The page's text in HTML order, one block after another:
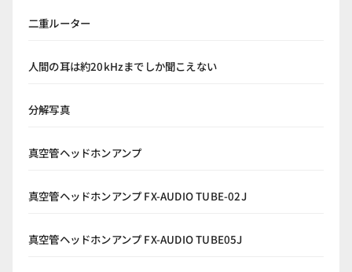
二重ルーター
人間の耳は約20kHzまでしか聞こえない
分解写真
真空管ヘッドホンアンプ
真空管ヘッドホンアンプ FX-AUDIO TUBE-02J
真空管ヘッドホンアンプ FX-AUDIO TUBE05J